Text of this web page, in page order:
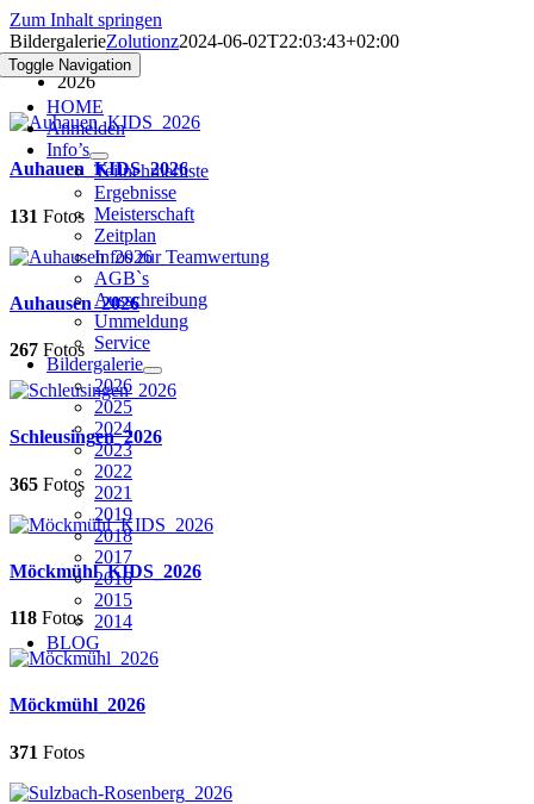
Zum Inhalt springen
Toggle Navigation
HOME
Anmelden
Info’s
Teilnehmerliste
Ergebnisse
Meisterschaft
Zeitplan
Infos zur Teamwertung
AGB`s
Ausschreibung
Ummeldung
Service
Bildergalerie
2026
2025
2024
2023
2022
2021
2019
2018
2017
2016
2015
2014
BLOG
BildergalerieZolutionz2024-06-02T22:03:43+02:00
2026
Auhauen_KIDS_2026
131 Fotos
Auhausen_2026
267 Fotos
Schleusingen_2026
365 Fotos
Möckmühl_KIDS_2026
118 Fotos
Möckmühl_2026
371 Fotos